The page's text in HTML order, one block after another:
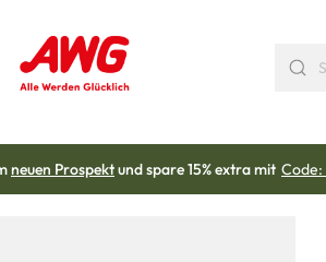
neuen Prospektund spare 15% extra mit Code: